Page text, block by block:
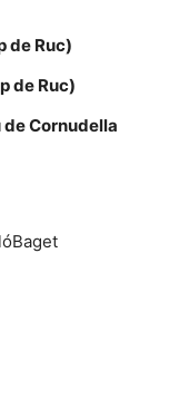
de Ruc)
de Ruc)
Cornudella